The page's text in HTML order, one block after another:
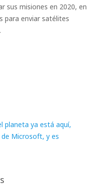
sus misiones en 2020, en
para enviar satélites
planeta ya está aquí,
Microsoft, y es